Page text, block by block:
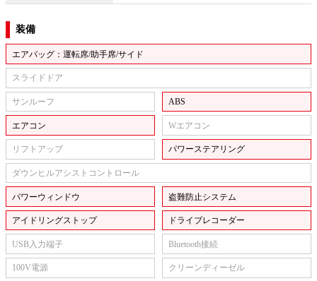
装備
エアバッグ：運転席/助手席/サイド
スライドドア
サンルーフ ABS
エアコン Wエアコン
リフトアップ パワーステアリング
ダウンヒルアシストコントロール
パワーウィンドウ 盗難防止システム
アイドリングストップ ドライブレコーダー
USB入力端子 Bluetooth接続
100V電源 クリーンディーゼル